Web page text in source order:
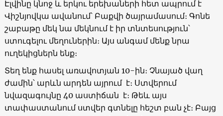
Էլվինը կնոջ և երկու երեխաների հետ ապրում է
Վիշնյովկա ավանում՝ Բաքվի ծայրամասում։ Գոնե
շաբաթը մեկ նա մեկնում է իր տնտեսություն՝
ստուգելու մեղուներին։ Այս անգամ մենք նրա
ուղեկիցներն ենք։
Տեղ ենք հասել առավոտյան 10-ին։ Չնայած վաղ
ժամին՝ արևն արդեն այրում է։ Ստվերում
նվազագույնը 40 աստիճան է։ Թեև այս
տափաստանում ստվեր գտնելը հեշտ բան չէ։ Բայց